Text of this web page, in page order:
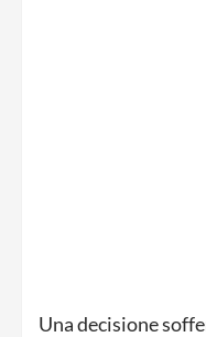
Una decisione